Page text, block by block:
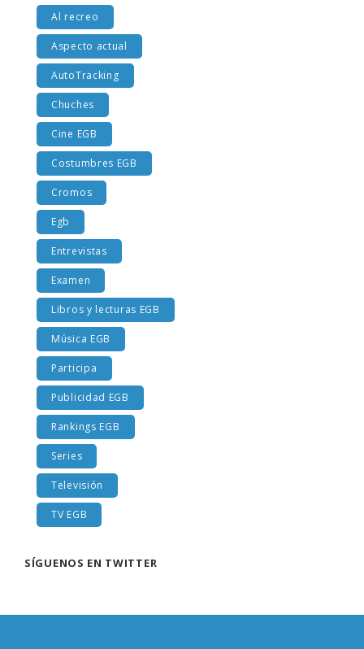
Al recreo
Aspecto actual
AutoTracking
Chuches
Cine EGB
Costumbres EGB
Cromos
Egb
Entrevistas
Examen
Libros y lecturas EGB
Música EGB
Participa
Publicidad EGB
Rankings EGB
Series
Televisión
TV EGB
SÍGUENOS EN TWITTER